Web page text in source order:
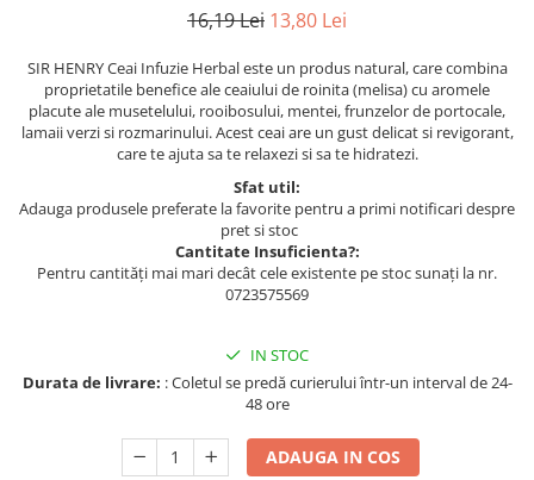
16,19 Lei 13,80 Lei
SIR HENRY Ceai Infuzie Herbal este un produs natural, care combina
proprietatile benefice ale ceaiului de roinita (melisa) cu aromele
placute ale musetelului, rooibosului, mentei, frunzelor de portocale,
lamaii verzi si rozmarinului. Acest ceai are un gust delicat si revigorant,
care te ajuta sa te relaxezi si sa te hidratezi.
Sfat util:
Adauga produsele preferate la favorite pentru a primi notificari despre
pret si stoc
Cantitate Insuficienta?:
Pentru cantități mai mari decât cele existente pe stoc sunați la nr.
0723575569
IN STOC
Durata de livrare: : Coletul se predă curierului într-un interval de 24-
48 ore
ADAUGA IN COS